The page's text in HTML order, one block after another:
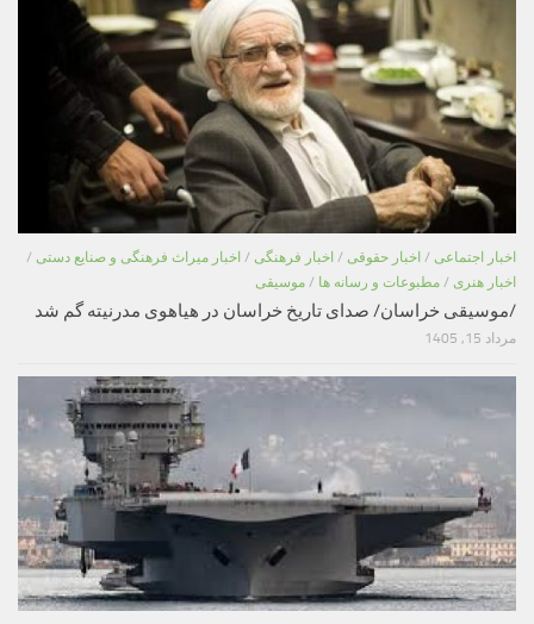
اخبار اجتماعی / اخبار حقوقی / اخبار فرهنگی / اخبار میراث فرهنگی و صنایع دستی /
اخبار هنری / مطبوعات و رسانه ها / موسیقی
/موسیقی خراسان/ صدای تاریخ خراسان در هیاهوی مدرنیته گم شد
مرداد 15, 1405